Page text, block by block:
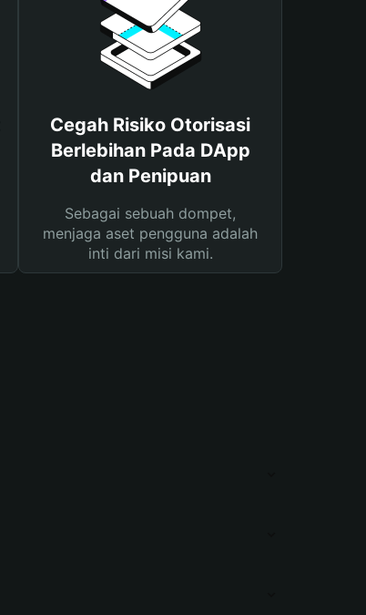
Cegah Risiko Otorisasi
Berlebihan Pada DApp
dan Penipuan
Sebagai sebuah dompet,
menjaga aset pengguna adalah
inti dari misi kami.